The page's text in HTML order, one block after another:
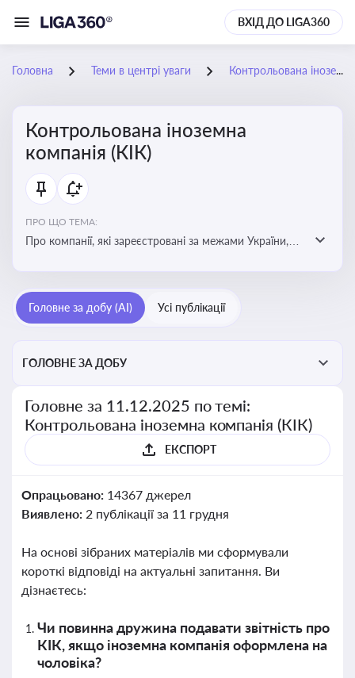
ВХІД ДО LIGA360
Головна Теми в центрі уваги Контрольована іноземна компанія (КІК)
Контрольована іноземна
компанія (КІК)
ПРО ЩО ТЕМА:
Про компанії, які зареєстровані за межами України,
органами України щодо своїх доходів і витрат
Головне за добу (AI) Усі публікації
ГОЛОВНЕ ЗА ДОБУ
Головне за 11.12.2025 по темі:
Контрольована іноземна компанія (КІК)
ЕКСПОРТ
Опрацьовано: 14367 джерел
Виявлено: 2 публікації за 11 грудня
На основі зібраних матеріалів ми сформували
короткі відповіді на актуальні запитання. Ви
дізнаєтесь:
Чи повинна дружина подавати звітність про
КІК, якщо іноземна компанія оформлена на
чоловіка?